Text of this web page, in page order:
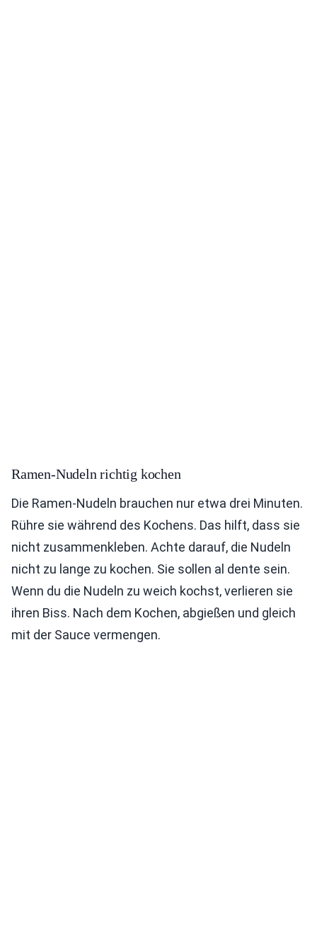
Ramen-Nudeln richtig kochen
Die Ramen-Nudeln brauchen nur etwa drei Minuten.
Rühre sie während des Kochens. Das hilft, dass sie
nicht zusammenkleben. Achte darauf, die Nudeln
nicht zu lange zu kochen. Sie sollen al dente sein.
Wenn du die Nudeln zu weich kochst, verlieren sie
ihren Biss. Nach dem Kochen, abgießen und gleich
mit der Sauce vermengen.